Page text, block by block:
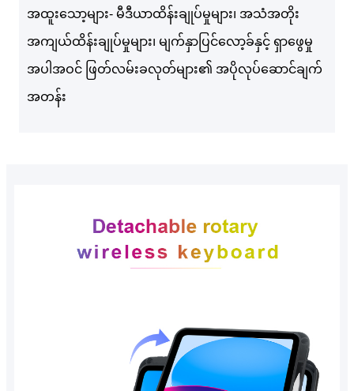
အထူးသော့များ- မီဒီယာထိန်းချုပ်မှုများ၊ အသံအတိုး
အကျယ်ထိန်းချုပ်မှုများ၊ မျက်နှာပြင်လော့ခ်နှင့် ရှာဖွေမှု
အပါအဝင် ဖြတ်လမ်းခလုတ်များ၏ အပိုလုပ်ဆောင်ချက်
အတန်း